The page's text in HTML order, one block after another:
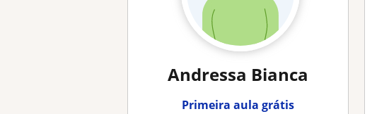
Andressa Bianca
Primeira aula grátis